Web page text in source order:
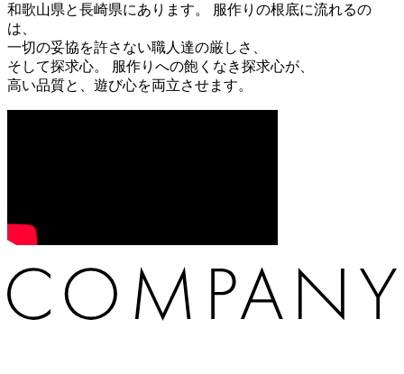
和歌山県と長崎県にあります。
服作りの根底に流れるの
は、
一切の妥協を許さない職人達の厳しさ、
そして探求心。
服作りへの飽くなき探求心が、
高い品質と、遊び心を両立させます。